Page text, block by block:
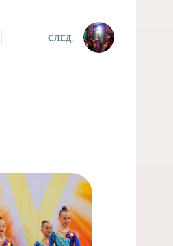
СЛЕД.